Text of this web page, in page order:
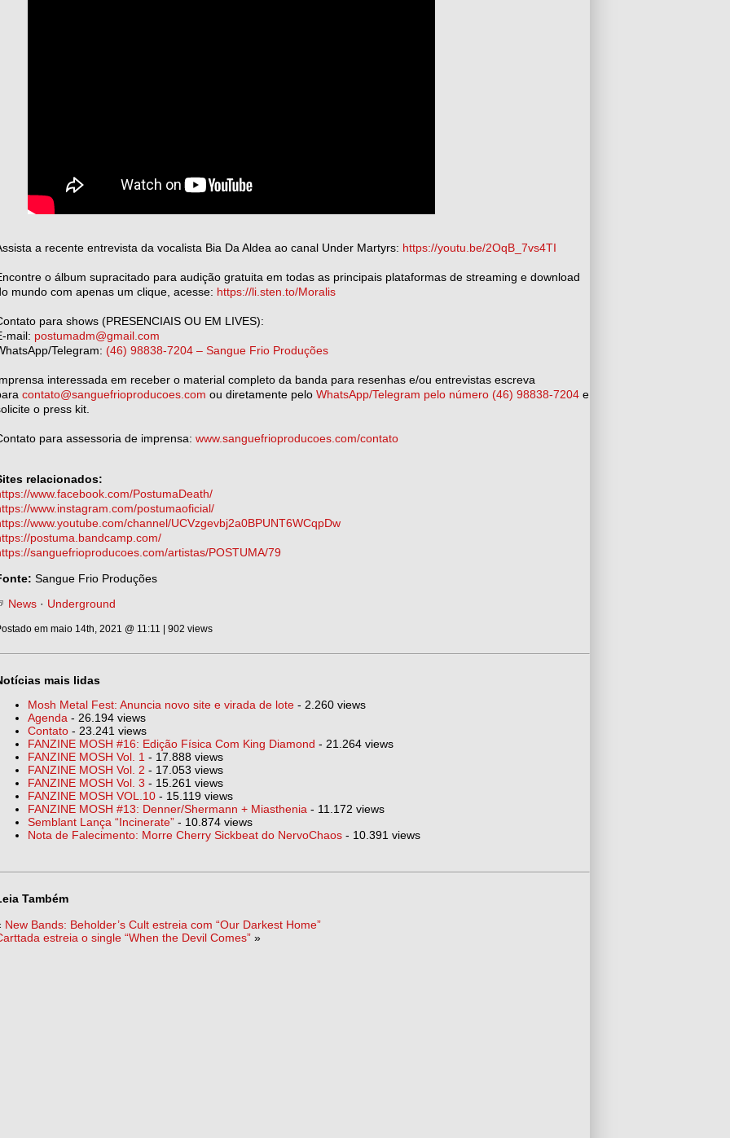
a recente entrevista da vocalista Bia Da Aldea ao canal Under Martyrs: https://youtu.be/2OqB_7vs4TI
o álbum supracitado para audição gratuita em todas as principais plataformas de streaming e download
mundo com apenas um clique, acesse: https://li.sten.to/Moralis
para shows (PRESENCIAIS OU EM LIVES):
mail: postumadm@gmail.com
Telegram: (46) 98838-7204 – Sangue Frio Produções
interessada em receber o material completo da banda para resenhas e/ou entrevistas escreva
contato@sanguefrioproducoes.com ou diretamente pelo WhatsApp/Telegram pelo número (46) 98838-7204 e
o press kit.
para assessoria de imprensa: www.sanguefrioproducoes.com/contato
relacionados:
www.facebook.com/PostumaDeath/
www.instagram.com/postumaoficial/
www.youtube.com/channel/UCVzgevbj2a0BPUNT6WCqpDw
postuma.bandcamp.com/
sanguefrioproducoes.com/artistas/POSTUMA/79
Sangue Frio Produções
News · Underground
em maio 14th, 2021 @ 11:11 | 902 views
mais lidas
Mosh Metal Fest: Anuncia novo site e virada de lote - 2.260 views
Agenda - 26.194 views
Contato - 23.241 views
FANZINE MOSH #16: Edição Física Com King Diamond - 21.264 views
FANZINE MOSH Vol. 1 - 17.888 views
FANZINE MOSH Vol. 2 - 17.053 views
FANZINE MOSH Vol. 3 - 15.261 views
FANZINE MOSH VOL.10 - 15.119 views
FANZINE MOSH #13: Denner/Shermann + Miasthenia - 11.172 views
Semblant Lança “Incinerate” - 10.874 views
Nota de Falecimento: Morre Cherry Sickbeat do NervoChaos - 10.391 views
Também
New Bands: Beholder’s Cult estreia com “Our Darkest Home”
estreia o single “When the Devil Comes” »